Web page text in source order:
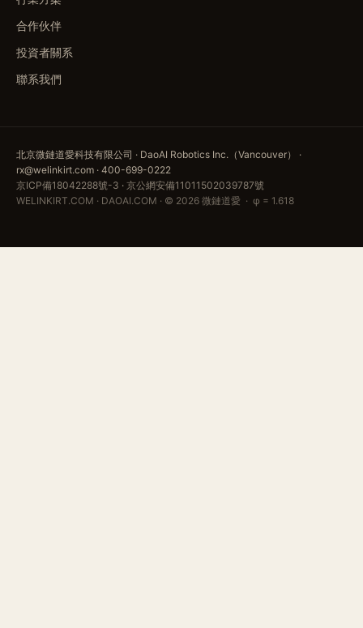
合作伙伴
投資者關系
聯系我們
北京微鏈道愛科技有限公司 · DaoAI Robotics Inc.（Vancouver） ·
rx@welinkirt.com · 400-699-0222
京ICP備18042288號-3 · 京公網安備11011502039787號
WELINKIRT.COM · DAOAI.COM · © 2026 微鏈道愛 · φ = 1.618